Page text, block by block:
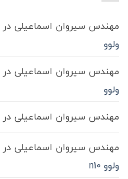
مهندس سیروان اسماعیلی در
ولوو
مهندس سیروان اسماعیلی در
ولوو
مهندس سیروان اسماعیلی در
مهندس سیروان اسماعیلی در
ولوو n10